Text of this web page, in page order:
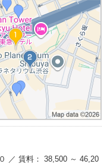
／ 賃料： 38,500 ～ 46,20